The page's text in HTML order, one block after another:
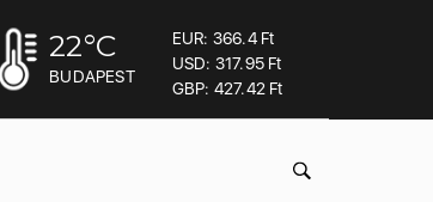
22°C
BUDAPEST
EUR: 366.4 Ft
USD: 317.95 Ft
GBP: 427.42 Ft